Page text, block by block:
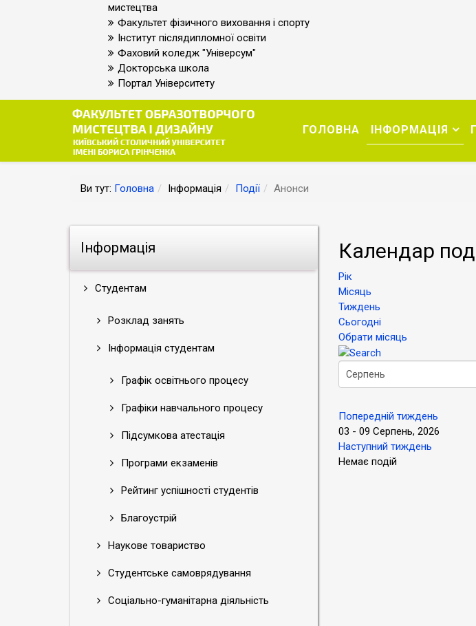
мистецтва
Факультет фізичного виховання і спорту
Інститут післядипломної освіти
Фаховий коледж "Універсум"
Докторська школа
Портал Університету
ГОЛОВНА ІНФОРМАЦІЯ
Ви тут: Головна Інформація Події Анонси
Інформація
Студентам
Розклад занять
Інформація студентам
Графік освітнього процесу
Графіки навчального процесу
Підсумкова атестація
Програми екзаменів
Рейтинг успішності студентів
Благоустрій
Наукове товариство
Студентське самоврядування
Соціально-гуманітарна діяльність
Календар
Рік
Місяць
Тиждень
Сьогодні
Обрати місяць
Попередній тиждень
03 - 09 Серпень, 2026
Наступний тиждень
Немає подій